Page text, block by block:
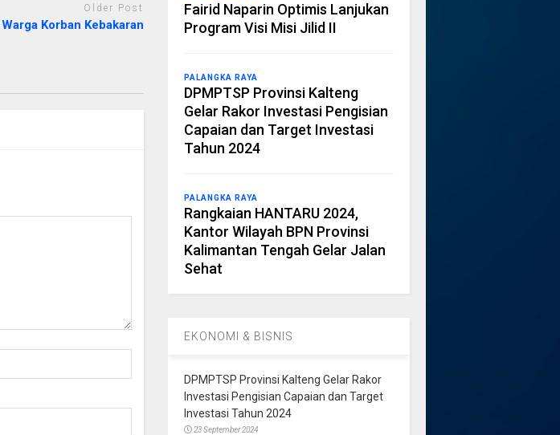
Older Post
Korban Kebakaran
Fairid Naparin Optimis Lanjukan
Program Visi Misi Jilid II
PALANGKA RAYA
DPMPTSP Provinsi Kalteng
Gelar Rakor Investasi Pengisian
Capaian dan Target Investasi
Tahun 2024
PALANGKA RAYA
Rangkaian HANTARU 2024,
Kantor Wilayah BPN Provinsi
Kalimantan Tengah Gelar Jalan
Sehat
EKONOMI & BISNIS
DPMPTSP Provinsi Kalteng Gelar Rakor
Investasi Pengisian Capaian dan Target
Investasi Tahun 2024
23 September 2024